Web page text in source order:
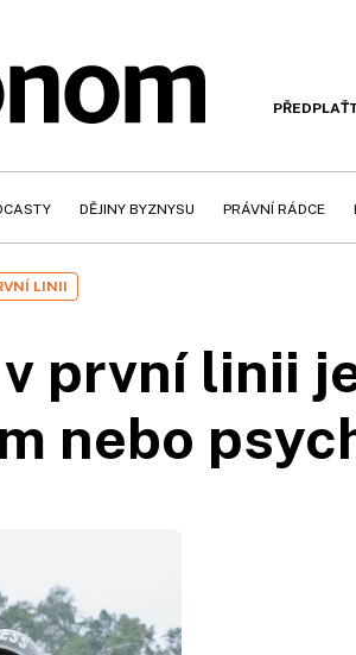
DĚJINY BYZNYSU PRÁVNÍ RÁDCE
LINII
první linii
nebo